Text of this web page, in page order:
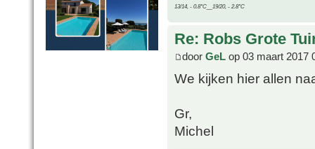
13/14, - 0.8°C__19/20, - 2.8°C
Re: Robs Grote
door GeL op 03 maart 2017
We kijken hier allen
Gr,
Michel